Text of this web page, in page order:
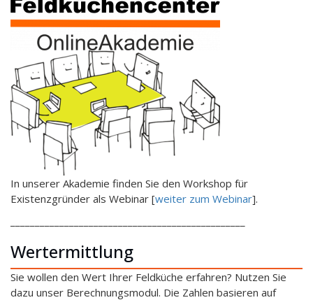
In unserer Akademie finden Sie den Workshop für
Existenzgründer als Webinar [weiter zum Webinar].
Wertermittlung
Sie wollen den Wert Ihrer Feldküche erfahren? Nutzen Sie
dazu unser Berechnungsmodul. Die Zahlen basieren auf